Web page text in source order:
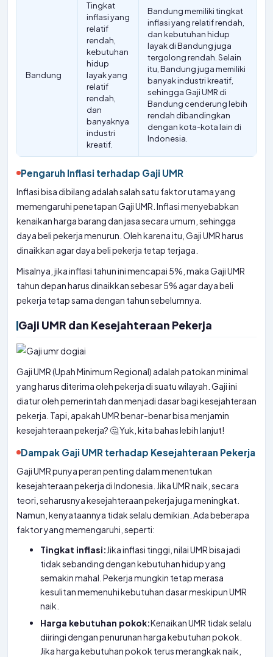
Bandung
Tingkat
inflasi yang
relatif
rendah,
kebutuhan
hidup
layak yang
relatif
rendah,
dan
banyaknya
industri
kreatif.
Bandung memiliki tingkat
inflasi yang relatif rendah,
dan kebutuhan hidup
layak di Bandung juga
tergolong rendah. Selain
itu, Bandung juga memiliki
banyak industri kreatif,
sehingga Gaji UMR di
Bandung cenderung lebih
rendah dibandingkan
dengan kota-kota lain di
Indonesia.
Pengaruh Inflasi terhadap Gaji UMR
Inflasi bisa dibilang adalah salah satu faktor utama yang
memengaruhi penetapan Gaji UMR. Inflasi menyebabkan
kenaikan harga barang dan jasa secara umum, sehingga
daya beli pekerja menurun. Oleh karena itu, Gaji UMR harus
dinaikkan agar daya beli pekerja tetap terjaga.
Misalnya, jika inflasi tahun ini mencapai 5%, maka Gaji UMR
tahun depan harus dinaikkan sebesar 5% agar daya beli
pekerja tetap sama dengan tahun sebelumnya.
Gaji UMR dan Kesejahteraan Pekerja
Gaji UMR (Upah Minimum Regional) adalah patokan minimal
yang harus diterima oleh pekerja di suatu wilayah. Gaji ini
diatur oleh pemerintah dan menjadi dasar bagi kesejahteraan
pekerja. Tapi, apakah UMR benar-benar bisa menjamin
kesejahteraan pekerja? 🤔 Yuk, kita bahas lebih lanjut!
Dampak Gaji UMR terhadap Kesejahteraan Pekerja
Gaji UMR punya peran penting dalam menentukan
kesejahteraan pekerja di Indonesia. Jika UMR naik, secara
teori, seharusnya kesejahteraan pekerja juga meningkat.
Namun, kenyataannya tidak selalu demikian. Ada beberapa
faktor yang memengaruhi, seperti:
Tingkat inflasi:Jika inflasi tinggi, nilai UMR bisa jadi
tidak sebanding dengan kebutuhan hidup yang
semakin mahal. Pekerja mungkin tetap merasa
kesulitan memenuhi kebutuhan dasar meskipun UMR
naik.
Harga kebutuhan pokok:Kenaikan UMR tidak selalu
diiringi dengan penurunan harga kebutuhan pokok.
Jika harga kebutuhan pokok terus merangkak naik,